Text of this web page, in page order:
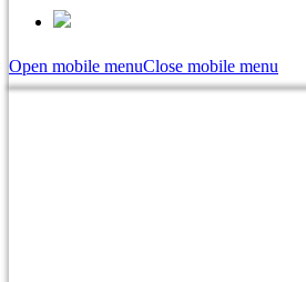
Open mobile menuClose mobile menu